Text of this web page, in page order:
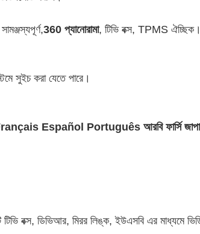
360 প্যানোরামা, টিভি বক্স, TPMS ঐচ্ছিক।
সুইচ করা যেতে পারে।
Español Português আরবি ফার্সি
টিভি বক্স, ডিভিআর, মিরর লিঙ্ক, ইউএসবি এর মাধ্যমে